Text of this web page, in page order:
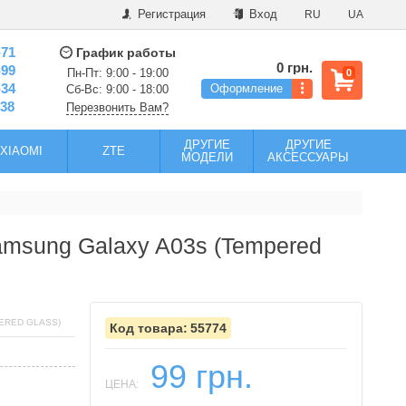
Регистрация Вход RU UA
График работы
Пн-Пт: 9:00 - 19:00
Сб-Вс: 9:00 - 18:00
Перезвонить Вам?
0
0 грн.
Оформление
XIAOMI ZTE
ДРУГИЕ
МОДЕЛИ
ДРУГИЕ
АКСЕССУАРЫ
Galaxy A03s (Tempered
55774
ЦЕНА: 99 грн.
GLASS)